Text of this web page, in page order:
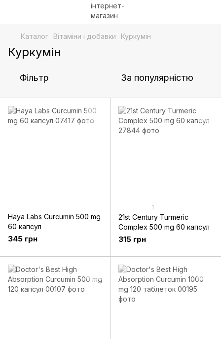
Каталог Bітаміни і добавки Куркумін
Куркумін
Фільтр За популярністю
Haya Labs Curcumin 500 mg
60 капсул
345 грн
1
21st Century Turmeric
Complex 500 mg 60 капсул
315 грн